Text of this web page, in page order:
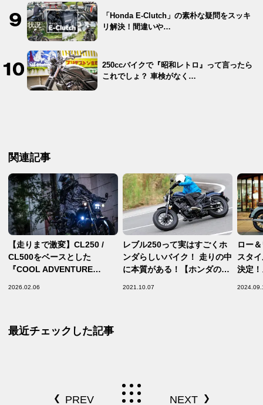
「Honda E-Clutch」の素朴な疑問をスッキ
リ解決！間違いや…
250ccバイクで『昭和レトロ』って言ったら
これでしょ？ 車検がなく…
関連記事
【走りまで激変】CL250 /
CL500をベースとした
『COOL ADVENTURE
2026.02.06
レブル250って実はすごくホ
ンダらしいバイク！ 走りの中
に本質がある！【ホンダの道
2021.10.07
ロー
スタ
決定
最近チェックした記事